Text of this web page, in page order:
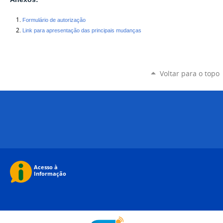
Formulário de autorização
Link para apresentação das principais mudanças
Voltar para o topo